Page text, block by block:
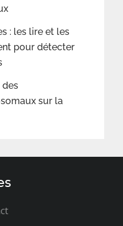
: les lire et les
pour détecter
des
sur la